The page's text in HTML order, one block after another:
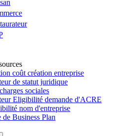
coût création entreprise
de statut juridique
sociales
Eligibilité demande d'ACRE
nom d'entreprise
de Business Plan